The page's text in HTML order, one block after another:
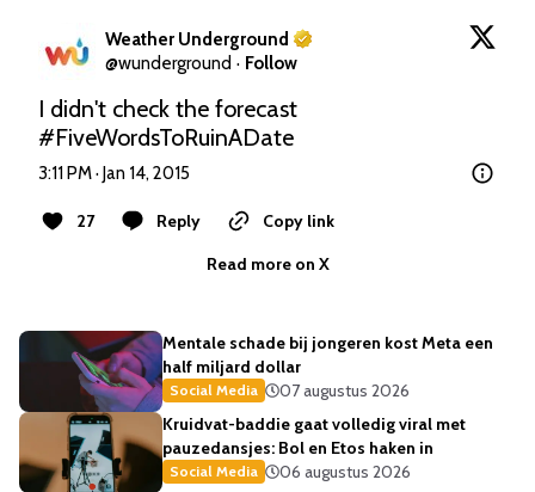
Weather Underground
@wunderground · Follow
#FiveWordsToRuinADate
3:11 PM · Jan 14, 2015
27 Reply
Copy link
Read more on X
Mentale schade bij jongeren kost Meta een
half miljard dollar
Social Media
07 augustus 2026
Kruidvat-baddie gaat volledig viral met
pauzedansjes: Bol en Etos haken in
Social Media
06 augustus 2026